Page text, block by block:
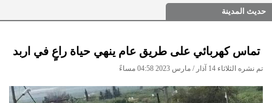
حديث المدينة
تماس كهربائي على طريق عام ينهي حياة راعٍ في اربد
تم نشره الثلاثاء 14 آذار / مارس 2023 04:58 مساءً